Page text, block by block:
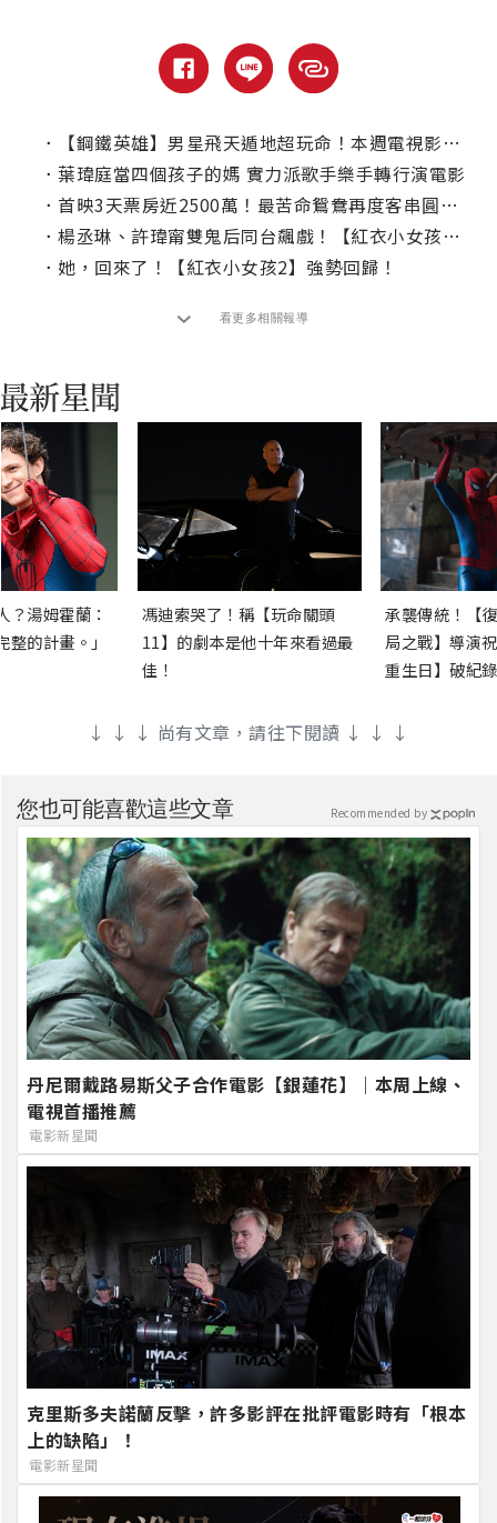
．
【鋼鐵英雄】男星飛天遁地超玩命！本週電視影片推薦
． 葉瑋庭當四個孩子的媽 實力派歌手樂手轉行演電影
． 首映3天票房近2500萬！最苦命鴛鴦再度客串圓「魔神仔宇宙」
． 楊丞琳、許瑋甯雙鬼后同台飆戲！【紅衣小女孩2】釋出驚悚前導海報
． 她，回來了！【紅衣小女孩2】強勢回歸！
看更多相關報導
？湯姆霍蘭：
的計畫。」
馮迪索哭了！稱【玩命關頭
11】的劇本是他十年來看過最
佳！
承襲傳統！【
局之戰】導演
重生日】破紀
↓ ↓ ↓ 尚有文章，請往下閱讀 ↓ ↓ ↓
您也可能喜歡這些文章
丹尼爾戴路易斯父子合作電影【銀蓮花】｜本周上線、
電視首播推薦
電影新星聞
克里斯多夫諾蘭反擊，許多影評在批評電影時有「根本
上的缺陷」！
電影新星聞
Recommended by